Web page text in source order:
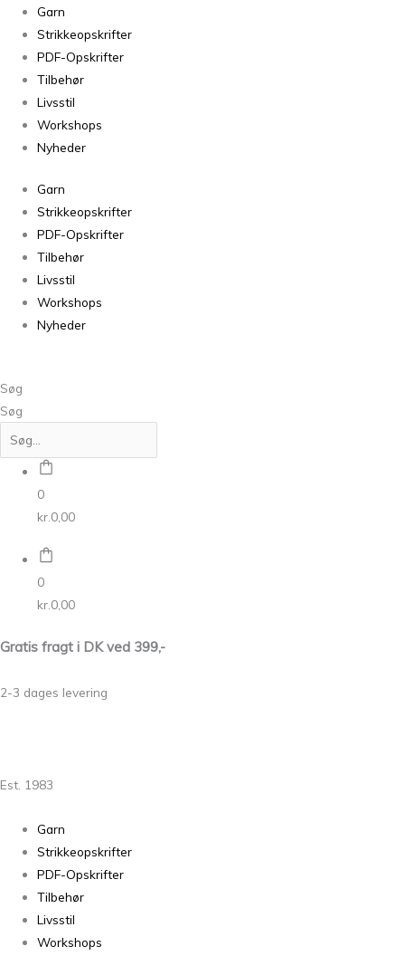
Garn
Strikkeopskrifter
PDF-Opskrifter
Tilbehør
Livsstil
Workshops
Nyheder
Garn
Strikkeopskrifter
PDF-Opskrifter
Tilbehør
Livsstil
Workshops
Nyheder
Søg
Søg
0
kr. 0,00
0
kr. 0,00
Gratis fragt i DK ved 399,-
2-3 dages levering
Est. 1983
Garn
Strikkeopskrifter
PDF-Opskrifter
Tilbehør
Livsstil
Workshops
Nordic
Sweater
antal